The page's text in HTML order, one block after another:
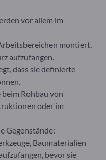
vor allem im
montiert,
aufzufangen.
dass sie definierte
Rohbau von
oder im
Gegenstände:
Baumaterialien
bevor sie